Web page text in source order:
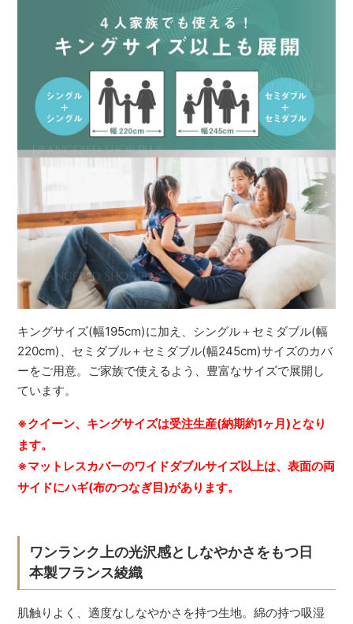
キングサイズ(幅195cm)に加え、シングル＋セミダブル(幅
220cm)、セミダブル＋セミダブル(幅245cm)サイズのカバ
ーをご用意。ご家族で使えるよう、豊富なサイズで展開し
ています。
※クイーン、キングサイズは受注生産(納期約1ヶ月)となり
ます。
※マットレスカバーのワイドダブルサイズ以上は、表面の両
サイドにハギ(布のつなぎ目)があります。
ワンランク上の光沢感としなやかさをもつ日
本製フランス綾織
肌触りよく、適度なしなやかさを持つ生地。綿の持つ吸湿